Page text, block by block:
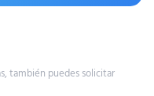
también puedes solicitar